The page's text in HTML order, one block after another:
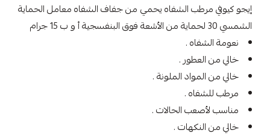
إيجو كيوفي مرطب الشفاه يحمي من جفاف الشفاه معامل الحماية
الشمسي 30 لحماية من الأشعة فوق البنفسجية أ و ب 15 جرام
نعومة الشفاه .
خالي من العطور .
خالي من المواد الملونة .
مرطب للشفاه .
مناسب لأصعب الحالات .
خالي من النكهات .